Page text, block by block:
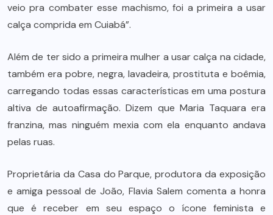
veio pra combater esse machismo, foi a primeira a usar
calça comprida em Cuiabá”.
Além de ter sido a primeira mulher a usar calça na cidade,
também era pobre, negra, lavadeira, prostituta e boêmia,
carregando todas essas características em uma postura
altiva de autoafirmação. Dizem que Maria Taquara era
franzina, mas ninguém mexia com ela enquanto andava
pelas ruas.
Proprietária da Casa do Parque, produtora da exposição
e amiga pessoal de João, Flavia Salem comenta a honra
que é receber em seu espaço o ícone feminista e